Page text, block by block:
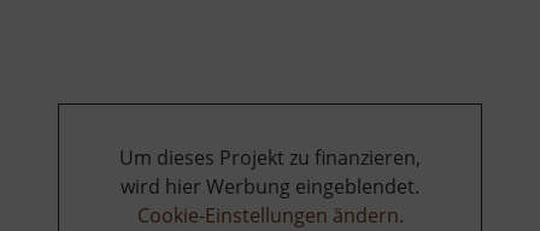
Um dieses Projekt zu finanzieren,
wird hier Werbung eingeblendet.
Cookie-Einstellungen ändern.